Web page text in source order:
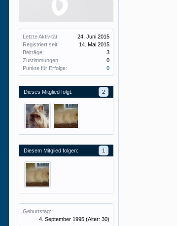
Letzte Aktivität:
24. Juni 2015
Registriert seit:
14. Mai 2015
Beiträge:
3
Zustimmungen:
0
Punkte für Erfolge:
0
Dieses Mitglied folgt: 2
Diesem Mitglied folgen: 1
Geburtstag:
4. September 1995 (Alter: 30)